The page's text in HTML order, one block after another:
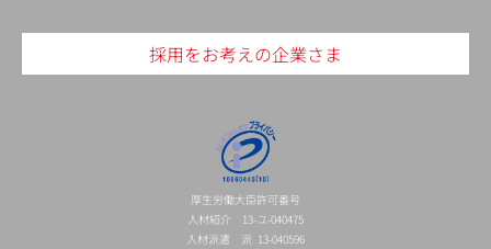
採用をお考えの企業さま
厚生労働大臣許可番号
人材紹介 13-ユ-040475
人材派遣 派 13-040596